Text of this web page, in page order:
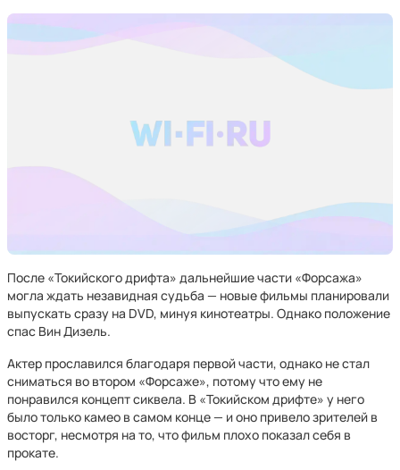
После «Токийского дрифта» дальнейшие части «Форсажа»
могла ждать незавидная судьба — новые фильмы планировали
выпускать сразу на DVD, минуя кинотеатры. Однако положение
спас Вин Дизель.
Актер прославился благодаря первой части, однако не стал
сниматься во втором «Форсаже», потому что ему не
понравился концепт сиквела. В «Токийском дрифте» у него
было только камео в самом конце — и оно привело зрителей в
восторг, несмотря на то, что фильм плохо показал себя в
прокате.